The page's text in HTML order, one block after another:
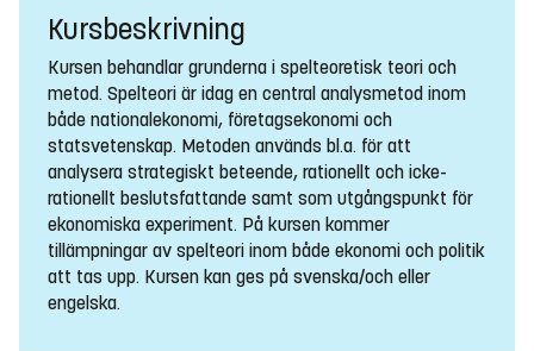
Kursbeskrivning
Kursen behandlar grunderna i spelteoretisk teori och
metod. Spelteori är idag en central analysmetod inom
både nationalekonomi, företagsekonomi och
statsvetenskap. Metoden används bl.a. för att
analysera strategiskt beteende, rationellt och icke-
rationellt beslutsfattande samt som utgångspunkt för
ekonomiska experiment. På kursen kommer
tillämpningar av spelteori inom både ekonomi och politik
att tas upp. Kursen kan ges på svenska/och eller
engelska.